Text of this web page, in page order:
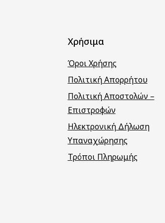
Χρήσιμα
Όροι Χρήσης
Πολιτική Απορρήτου
Πολιτική Αποστολών –
Επιστροφών
Ηλεκτρονική Δήλωση
Υπαναχώρησης
Τρόποι Πληρωμής